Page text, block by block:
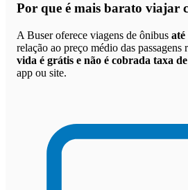
Por que é mais barato viajar
A Buser oferece viagens de ônibus até
relação ao preço médio das passagens
vida é grátis e não é cobrada taxa
app ou site.